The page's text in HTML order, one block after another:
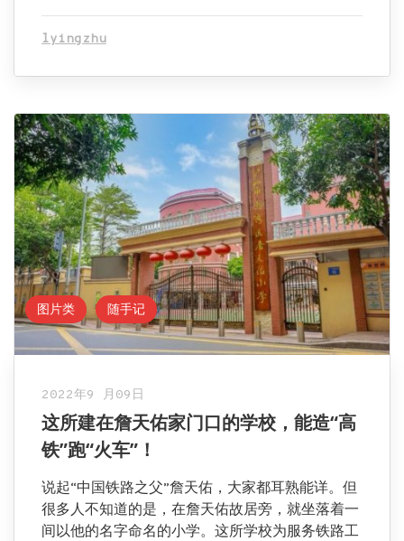
lyingzhu
图片类 随手记
2022年9 月09日
这所建在詹天佑家门口的学校，能造“高
铁”跑“火车”！
说起“中国铁路之父”詹天佑，大家都耳熟能详。但
很多人不知道的是，在詹天佑故居旁，就坐落着一
间以他的名字命名的小学。这所学校为服务铁路工